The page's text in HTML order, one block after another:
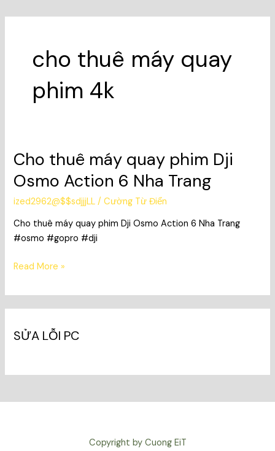
cho thuê máy quay
phim 4k
Cho thuê máy quay phim Dji
Osmo Action 6 Nha Trang
ized2962@$$sdjjjLL /Cường Từ Điển
Cho thuê máy quay phim Dji Osmo Action 6 Nha Trang
#osmo #gopro #dji
Cho
máy
quay
Dji
Osmo
6
Read More »
SỬA LỖI PC
Copyright by Cuong EiT